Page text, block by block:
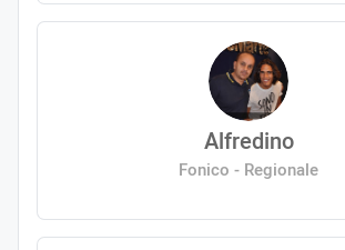
Alfredino
Fonico - Regionale